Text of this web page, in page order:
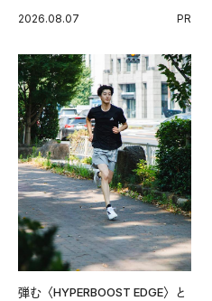
グ習慣。
2026.08.07 PR
弾む〈HYPERBOOST EDGE〉と